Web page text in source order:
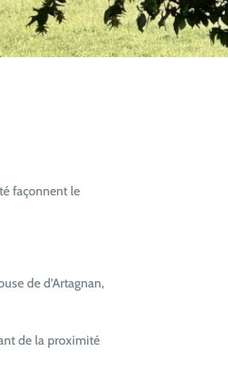
façonnent le
de d’Artagnan,
de la proximité